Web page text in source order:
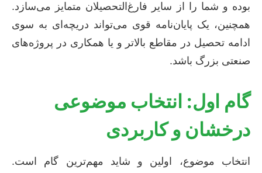
بوده و شما را از سایر فارغ‌التحصیلان متمایز می‌سازد.
همچنین، یک پایان‌نامه قوی می‌تواند دریچه‌ای به سوی
ادامه تحصیل در مقاطع بالاتر و یا همکاری در پروژه‌های
صنعتی بزرگ باشد.
گام اول: انتخاب موضوعی
درخشان و کاربردی
انتخاب موضوع، اولین و شاید مهم‌ترین گام است.